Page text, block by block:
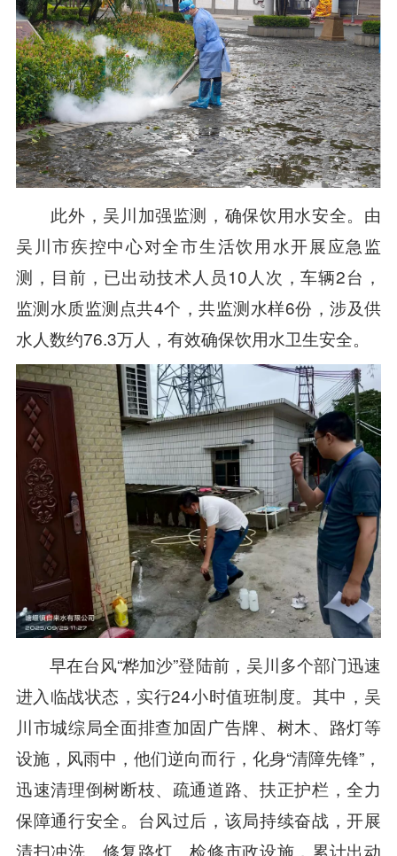
此外，吴川加强监测，确保饮用水安全。由
吴川市疾控中心对全市生活饮用水开展应急监
测，目前，已出动技术人员10人次，车辆2台，
监测水质监测点共4个，共监测水样6份，涉及供
水人数约76.3万人，有效确保饮用水卫生安全。
早在台风“桦加沙”登陆前，吴川多个部门迅速
进入临战状态，实行24小时值班制度。其中，吴
川市城综局全面排查加固广告牌、树木、路灯等
设施，风雨中，他们逆向而行，化身“清障先锋”，
迅速清理倒树断枝、疏通道路、扶正护栏，全力
保障通行安全。台风过后，该局持续奋战，开展
清扫冲洗、修复路灯、检修市政设施，累计出动